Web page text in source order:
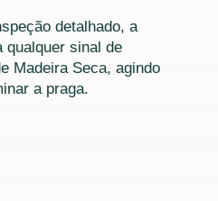
detalhado, a
qualquer sinal de
Madeira Seca, agindo
a praga.